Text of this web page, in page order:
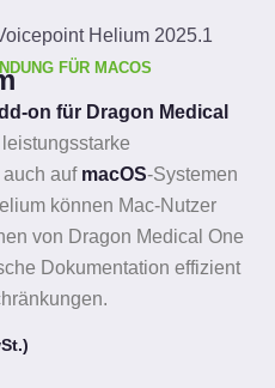
FÜR MACOS
on für Dragon Medical
auf macOS-Systemen
können Mac-Nutzer
von Dragon Medical One
Dokumentation effizient